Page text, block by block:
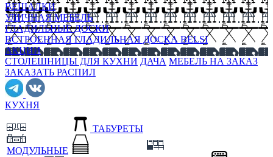
ВЕШАЛКИ
УЛИЧНАЯ МЕБЕЛЬ
ГЛАДИЛЬНЫЕ ДОСКИ
ВСТРОЕННАЯ ГЛАДИЛЬНАЯ ДОСКА BELSI
АКЦИИ
СТОЛЕШНИЦЫ ДЛЯ КУХНИ ДАЧА МЕБЕЛЬ НА ЗАКАЗ
ЗАКАЗАТЬ РАСПИЛ
КУХНЯ
МОДУЛЬНЫЕ
ТАБУРЕТЫ